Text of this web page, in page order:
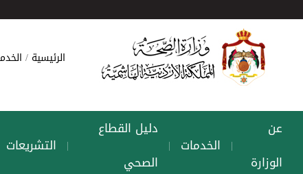
الرئيسية
عن
الوزارة
| الخدمات |
دليل القطاع
الصحي
| التشريعات